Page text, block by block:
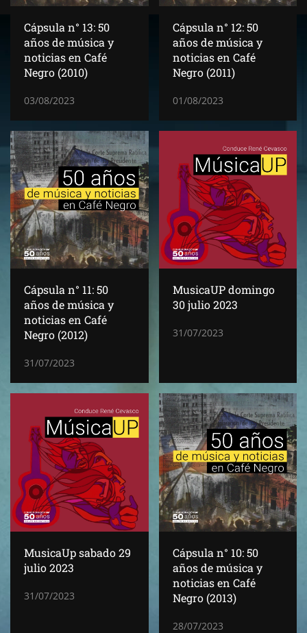
Cápsula n° 13: 50
años de música y
noticias en Café
Negro (2010)
03/08/2023
Cápsula n° 12: 50
años de música y
noticias en Café
Negro (2011)
01/08/2023
Cápsula n° 11: 50
años de música y
noticias en Café
Negro (2012)
31/07/2023
MusicaUP domingo
30 julio 2023
31/07/2023
MusicaUp sabado 29
julio 2023
31/07/2023
Cápsula n° 10: 50
años de música y
noticias en Café
Negro (2013)
28/07/2023